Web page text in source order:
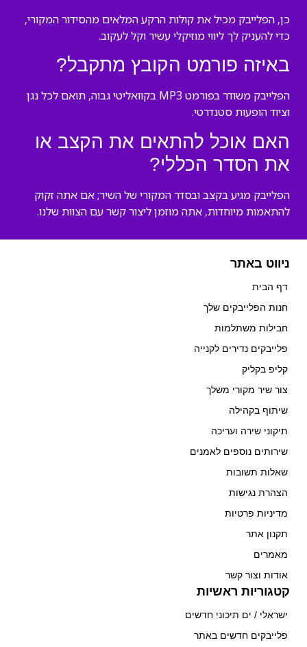
כן, הפלייבק מכיל את קולות הרקע המלאים מהסידור המקורי,
כדי להעניק לך ליווי מוזיקלי עשיר וקל לעקוב.
באיזה פורמט הקובץ מתקבל?
הפלייבק משודר בפורמט MP3 בקוואליטי גבוה, תואם לכל נגן
וציוד הופעות סטנדרטי.
האם אוכל להתאים את הקצב או
את הסדר הכללי?
הפלייבק מגיע בקצב ובסדר המקורי של השיר; אם אתה זקוק
להתאמות מיוחדות, אתה מוזמן ליצור קשר עם הצוות שלנו.
ניווט באתר
דף הבית
חנות הפלייבקים שלך
חבילות משתלמות
פלייבקים נדירים לקנייה
קליפ בקליק
צור שיר מקורי משלך
שיתוף בקהילה
תיקוני שירה ועריכה
שירותים נוספים לאמנים
שאלות תשובות
הצהרת נגישות
מדיניות פרטיות
תקנון אתר
מאמרים
אודות וצור קשר
קטגוריות ראשיות
ישראלי / ים תיכוני חדשים
פלייבקים חדשים באתר